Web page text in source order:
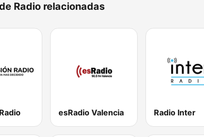
Radio relacionadas
esRadio Valencia Radio Inter